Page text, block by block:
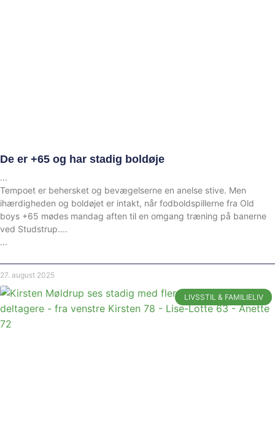
De er +65 og har stadig boldøje
Tempoet er behersket og bevægelserne en anelse stive. Men
ihærdigheden og boldøjet er intakt, når fodboldspillerne fra Old
boys +65 mødes mandag aften til en omgang træning på banerne
ved Studstrup.
27. august 2025
LIVSSTIL & FAMILIELIV